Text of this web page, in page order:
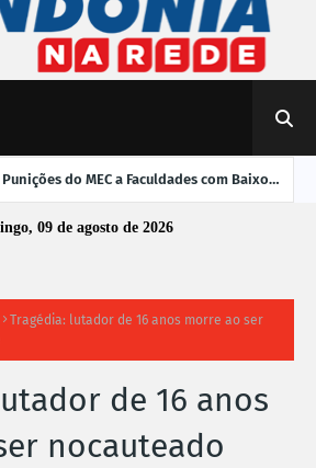
do MEC a Faculdades com Baixo
09 de agosto de 2026
Tragédia: lutador de 16 anos morre ao ser
de 16 anos
nocauteado